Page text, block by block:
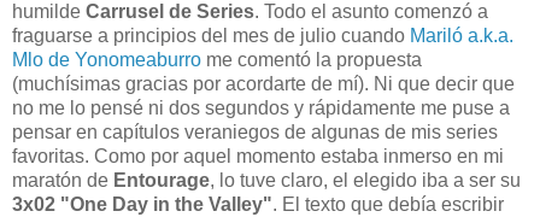
humilde Carrusel de Series. Todo el asunto comenzó a
fraguarse a principios del mes de julio cuando Mariló a.k.a.
Mlo de Yonomeaburro me comentó la propuesta
(muchísimas gracias por acordarte de mí). Ni que decir que
no me lo pensé ni dos segundos y rápidamente me puse a
pensar en capítulos veraniegos de algunas de mis series
favoritas. Como por aquel momento estaba inmerso en mi
maratón de Entourage, lo tuve claro, el elegido iba a ser su
3x02 "One Day in the Valley". El texto que debía escribir